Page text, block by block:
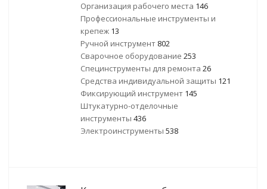
Организация рабочего места 146
Профессиональные инструменты и
крепеж 13
Ручной инструмент 802
Сварочное оборудование 253
Специнструменты для ремонта 26
Средства индивидуальной защиты 121
Фиксирующий инструмент 145
Штукатурно-отделочные
инструменты 436
Электроинструменты 538